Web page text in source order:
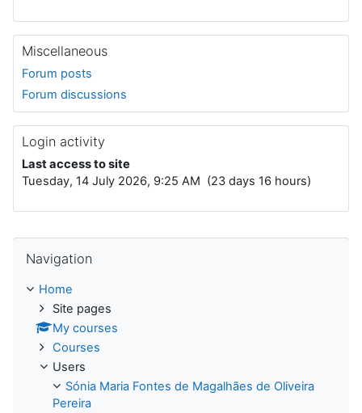
Miscellaneous
Forum posts
Forum discussions
Login activity
Last access to site
Tuesday, 14 July 2026, 9:25 AM (23 days 16 hours)
Navigation
Home
Site pages
My courses
Courses
Users
Sónia Maria Fontes de Magalhães de Oliveira
Pereira